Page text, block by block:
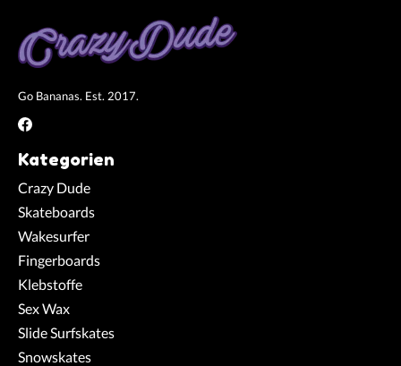
Go Bananas. Est. 2017.
Kategorien
Crazy Dude
Skateboards
Wakesurfer
Fingerboards
Klebstoffe
Sex Wax
Slide Surfskates
Snowskates